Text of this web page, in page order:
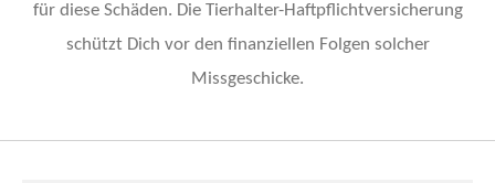
für diese Schäden. Die Tierhalter-Haftpflichtversicherung
schützt Dich vor den finanziellen Folgen solcher
Missgeschicke.